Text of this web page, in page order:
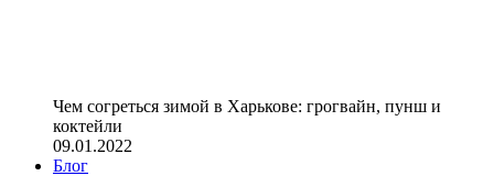
Чем согреться зимой в Харькове: грогвайн, пунш и
коктейли
09.01.2022
Блог